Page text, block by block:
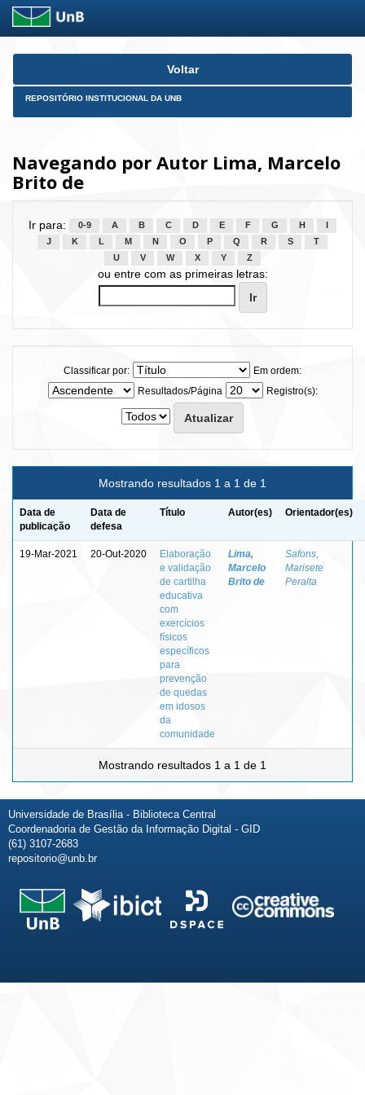
Skip
Voltar
REPOSITÓRIO INSTITUCIONAL DA UNB
Navegando por Autor Lima, Marcelo
Brito de
Ir para: 0-9 A B C D E F G H
J
K L M N O P Q R S
T
U
V W X Y Z
ou entre com as primeiras letras:
Classificar por:
Em ordem:
Resultados/Página
Registro(s):
Mostrando resultados 1 a 1 de 1
Data de
publicação
Data de
defesa
Título Autor(es) Orientador(es)
19-Mar-2021 20-Out-2020
Elaboração
e validação
de cartilha
educativa
com
exercícios
físicos
específicos
para
prevenção
de quedas
em idosos
da
comunidade
Lima,
Marcelo
Brito de
Safons,
Marisete
Peralta
Mostrando resultados 1 a 1 de 1
Universidade de Brasília - Biblioteca Central
Coordenadoria de Gestão da Informação Digital - GID
(61) 3107-2683
repositorio@unb.br